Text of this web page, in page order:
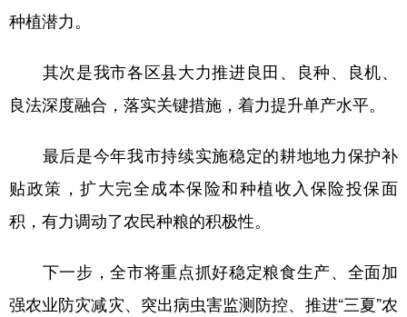
种植潜力。
其次是我市各区县大力推进良田、良种、良机、
良法深度融合，落实关键措施，着力提升单产水平。
最后是今年我市持续实施稳定的耕地地力保护补
贴政策，扩大完全成本保险和种植收入保险投保面
积，有力调动了农民种粮的积极性。
下一步，全市将重点抓好稳定粮食生产、全面加
强农业防灾减灾、突出病虫害监测防控、推进“三夏”农